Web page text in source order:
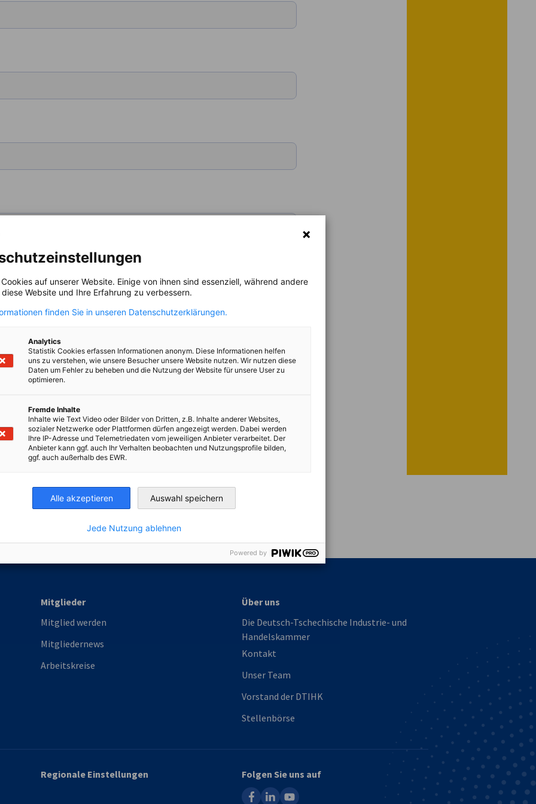
mit der unten einzusehenden Datenschutzerklärung der DTIHK
und Energie
Mitglieder
Mitglied werden
Mitgliedernews
Arbeitskreise
Über uns
Die Deutsch-Tschechische Industrie- und
Handelskammer
Kontakt
Unser Team
Vorstand der DTIHK
Stellenbörse
Regionale Einstellungen
Folgen Sie uns auf
facebooklinkedinyoutube
auf unserer Website. Einige von ihnen sind essenziell, während andere
Website und Ihre Erfahrung zu verbessern.
finden Sie in unseren Datenschutzerklärungen.
Analytics
Statistik Cookies erfassen Informationen anonym. Diese Informationen helfen
uns zu verstehen, wie unsere Besucher unsere Website nutzen. Wir nutzen diese
Daten um Fehler zu beheben und die Nutzung der Website für unsere User zu
optimieren.
Fremde Inhalte
Inhalte wie Text Video oder Bilder von Dritten, z.B. Inhalte anderer Websites,
sozialer Netzwerke oder Plattformen dürfen angezeigt werden. Dabei werden
Ihre IP-Adresse und Telemetriedaten vom jeweiligen Anbieter verarbeitet. Der
Anbieter kann ggf. auch Ihr Verhalten beobachten und Nutzungsprofile bilden,
ggf. auch außerhalb des EWR.
Alle akzeptieren Auswahl speichern
Jede Nutzung ablehnen
Powered by